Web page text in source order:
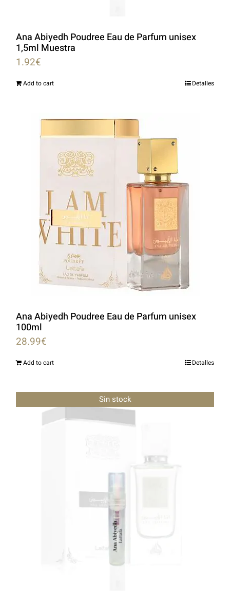
Ana Abiyedh Poudree Eau de Parfum unisex
1,5ml Muestra
1.92€
Add to cart Detalles
Ana Abiyedh Poudree Eau de Parfum unisex
100ml
28.99€
Add to cart Detalles
Sin stock